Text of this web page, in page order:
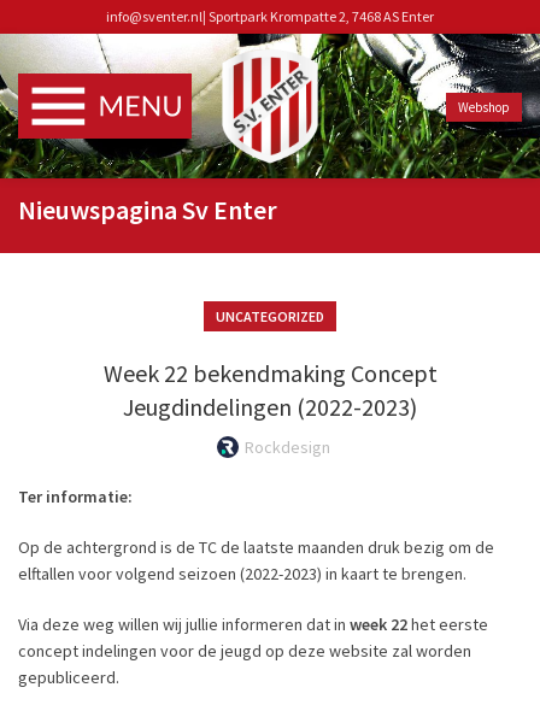
info@sventer.nl| Sportpark Krompatte 2, 7468 AS Enter
Webshop
Nieuwspagina Sv Enter
UNCATEGORIZED
Week 22 bekendmaking Concept
Jeugdindelingen (2022-2023)
Rockdesign
Ter informatie:
Op de achtergrond is de TC de laatste maanden druk bezig om de
elftallen voor volgend seizoen (2022-2023) in kaart te brengen.
Via deze weg willen wij jullie informeren dat in week 22het eerste
concept indelingen voor de jeugd op deze website zal worden
gepubliceerd.